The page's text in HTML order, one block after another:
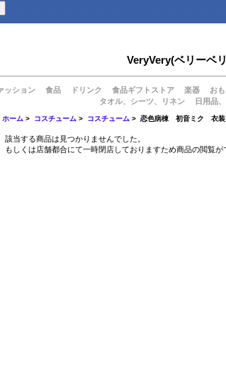
VeryVery(ベリーベ
ッション 食品 ドリンク 食品ギフトストア 楽器 お
タオル、シーツ、リネン
日用品
ホーム > コスチューム > コスチューム > 恋色病棟 初音ミク 衣装
該当する商品は見つかりませんでした。
もしくは店舗都合にて一時閉店しておりますため商品の閲覧が